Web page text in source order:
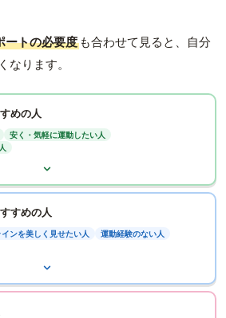
ートの必要度 も合わせて見ると、自分
なります。
めの人
安く・気軽に運動したい人
すめの人
ンを美しく見せたい人 運動経験のない人